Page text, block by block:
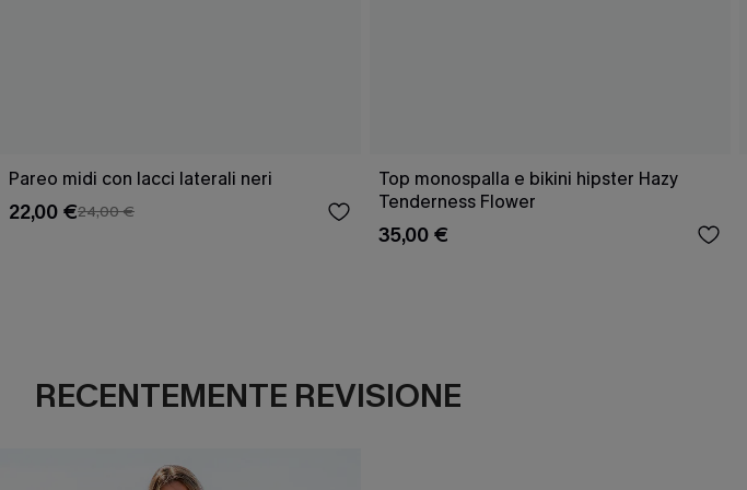
Pareo midi con lacci laterali neri
22,00 €24,00 €
Top monospalla e bikini hipster Hazy
Tenderness Flower
35,00 €
RECENTEMENTE REVISIONE